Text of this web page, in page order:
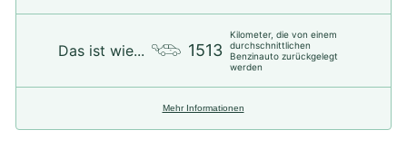
Das ist wie... 1513
Kilometer, die von einem
durchschnittlichen
Benzinauto zurückgelegt
werden
Mehr Informationen